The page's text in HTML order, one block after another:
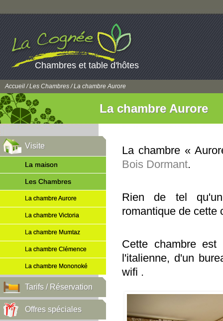
Chambres et table d'hôtes
Accueil/Les Chambres/ La chambre Aurore
La chambre Aurore
Visite
La maison
Les Chambres
La chambre Aurore
La chambre Victoria
La chambre Mumtaz
La chambre Clémence
La chambre Mononoké
Tarifs / Réservation
Offres spéciales
La chambre «
Bois Dormant.
Rien de tel
romantique de cette
Cette chambre
l'italienne, d'un
wifi .